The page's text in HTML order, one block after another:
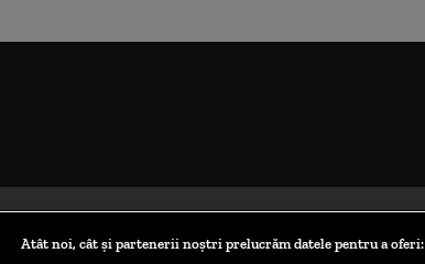
Atât noi, cât și partenerii noștri prelucrăm datele pentru a oferi: